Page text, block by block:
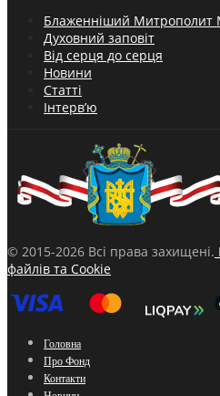
Блаженніший Митрополит
Духовний заповіт
Від серця до серця
Новини
Статті
Інтерв’ю
© 2015-2026 Всі права захищені.
файлів та Cookie
Головна
Про Фонд
Контакти